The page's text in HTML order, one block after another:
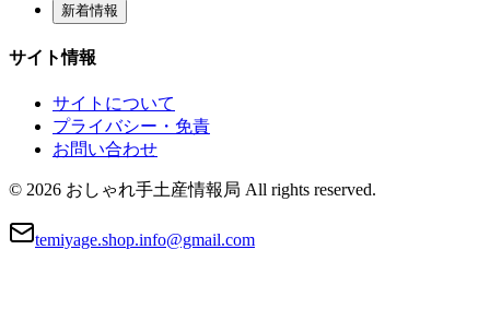
新着情報
サイト情報
サイトについて
プライバシー・免責
お問い合わせ
© 2026 おしゃれ手土産情報局 All rights reserved.
temiyage.shop.info@gmail.com